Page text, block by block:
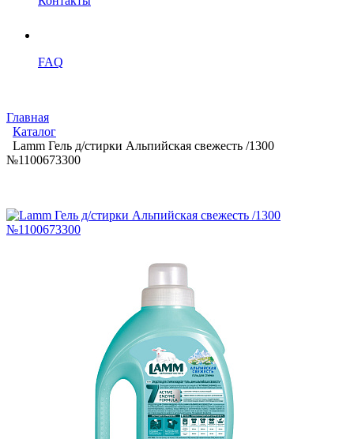
FAQ
Главная
Каталог
Lamm Гель д/стирки Альпийская свежесть /1300
№1100673300